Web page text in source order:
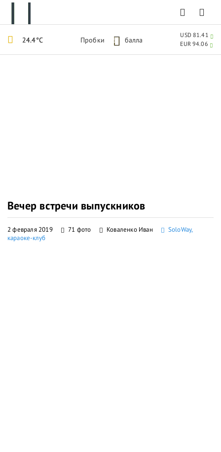
Вечер встречи выпускников
2 февраля 2019 71 фото Коваленко Иван
SoloWay,
караоке-клуб
24.4°C Пробки 5 балла
USD 81.41
EUR 94.06